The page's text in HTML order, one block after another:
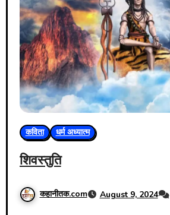
कविता धर्म अध्यात्म
शिवस्तुति
कहानीतक.com August 9, 2024